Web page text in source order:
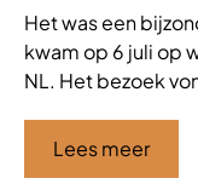
Het was een
kwam op 6 juli op
NL. Het bezoek
Lees meer